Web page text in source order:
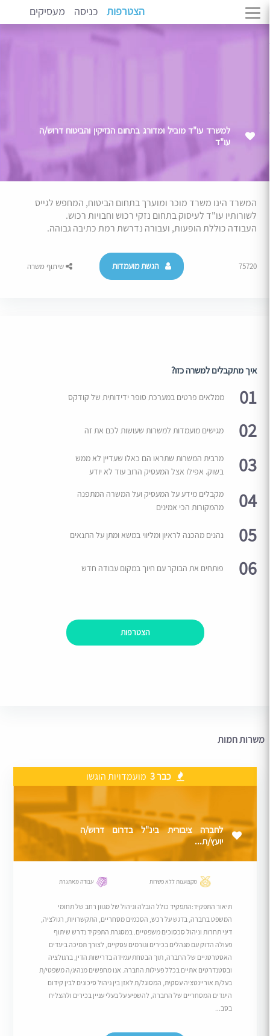
הצטרפות כניסה מעסיקים
למשרד עו"ד מוביל ומדורג בתחום הנזיקין והביטוח דרוש/ה
עו"ד
המשרד הינו משרד מוכר ומוערך בתחום הביטוח, המחפש לגייס
לשורותיו עו"ד לעיסוק בתחום נזקי רכוש וחבויות רכוש.
העבודה כוללת הופעות, ועבורה נדרשת רמת כתיבה גבוהה.
75720 הגשת מועמדות שיתוף משרה
איך מתקבלים למשרה כזו?
01 ממלאים פרטים במערכת סופר ידידותית של קודקס
02 מגישים מועמדות למשרות שעושות לכם את זה
03
מרבית המשרות שתראו הם כאלו שעדיין לא ממש
בשוק. אפילו אצל המעסיק הרוב עוד לא יודע
04
מקבלים מידע על המעסיק ועל המשרה המתפנה
מהמקורות הכי אמינים
05 נהנים מהכנה לראיון ומליווי במשא ומתן על התנאים
06 פותחים את הבוקר עם חיוך במקום עבודה חדש
הצטרפות
משרות חמות
כבר 3 מועמדויות הוגשו
לחברה ציבורית בינ"ל בדרום דרוש/ה
יועץ/ת...
מקצוענות ללא פשרות עבודה מאתגרת
תיאור התפקיד:התפקיד כולל הובלה וניהול של מגוון רחב של תחומי
המשפט בחברה, בדגש על רכש, הסכמים מסחריים, התקשרויות, רגולציה,
דיני תחרות וניהול סכסוכים משפטיים. במסגרת התפקיד נדרש שיתוף
פעולה הדוק עם מנהלים בכירים וגורמים עסקיים, לצורך תמיכה ביעדים
האסטרטגיים של החברה, תוך הבטחת עמידה בדרישות הדין, ברגולציה
ובסטנדרטים אתיים בכלל פעילות החברה. אנו מחפשים מנהיג/ה משפטי/ת
בעל/ת אוריינטציה עסקית, המסוגל/ת לאזן בין ניהול סיכונים לבין קידום
היעדים המסחריים של החברה, להשפיע על בעלי עניין בכירים ולהצליח
בסב...